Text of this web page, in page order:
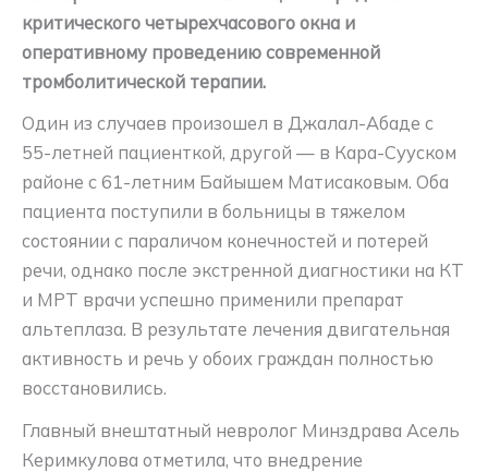
критического четырехчасового окна и
оперативному проведению современной
тромболитической терапии.
Один из случаев произошел в Джалал-Абаде с
55-летней пациенткой, другой — в Кара-Сууском
районе с 61-летним Байышем Матисаковым. Оба
пациента поступили в больницы в тяжелом
состоянии с параличом конечностей и потерей
речи, однако после экстренной диагностики на КТ
и МРТ врачи успешно применили препарат
альтеплаза. В результате лечения двигательная
активность и речь у обоих граждан полностью
восстановились.
Главный внештатный невролог Минздрава Асель
Керимкулова отметила, что внедрение